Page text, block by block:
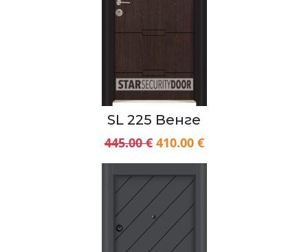
SL 225 Венге
445.00 €410.00 €